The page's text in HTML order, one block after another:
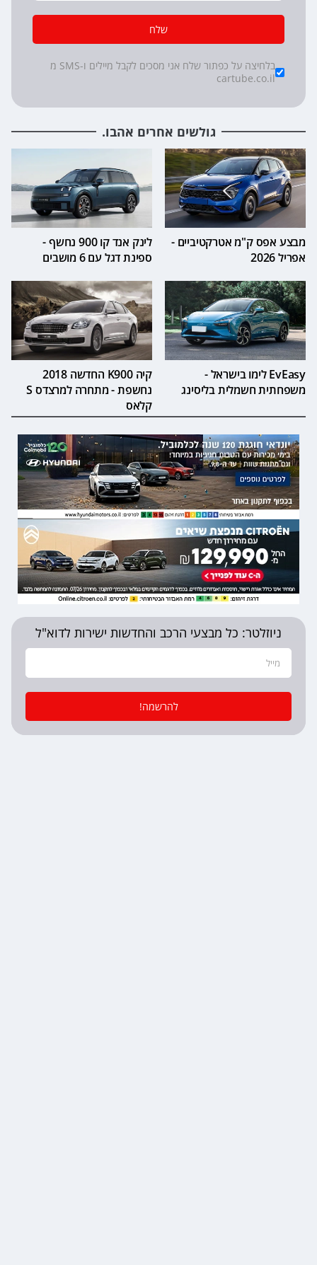
שלח
Checkboxes
*
בלחיצה על כפתור שלח אני מסכים לקבל מיילים ו-SMS מ
cartube.co.il
גולשים אחרים אהבו.
מבצע אפס ק"מ אטרקטיביים -
אפריל 2026
לינק אנד קו 900 נחשף -
ספינת דגל עם 6 מושבים
EvEasy לימו בישראל -
משפחתית חשמלית בליסינג
קיה K900 החדשה 2018
נחשפת - מתחרה למרצדס S
קלאס
ניוזלטר: כל מבצעי הרכב והחדשות ישירות לדוא"ל
להרשמה!